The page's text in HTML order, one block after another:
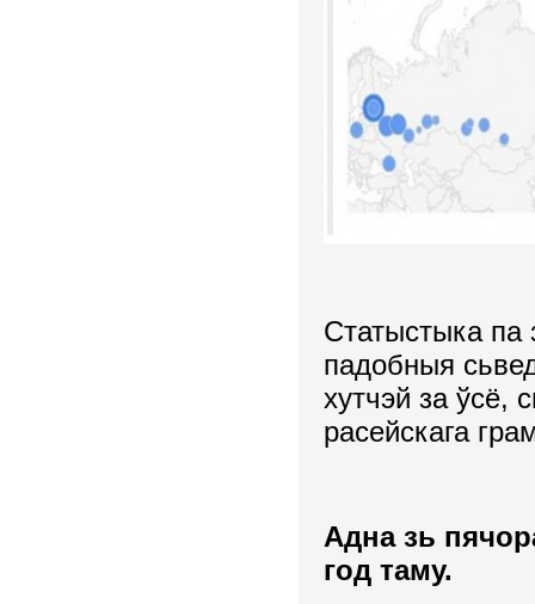
Статыстыка па
падобныя
хутчэй за ўсё,
расейскага
Адна зь
год таму.